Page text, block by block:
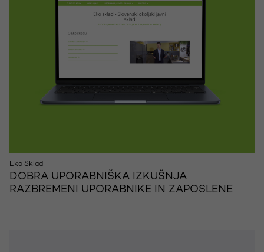
Eko Sklad
DOBRA UPORABNIŠKA IZKUŠNJA
RAZBREMENI UPORABNIKE IN ZAPOSLENE